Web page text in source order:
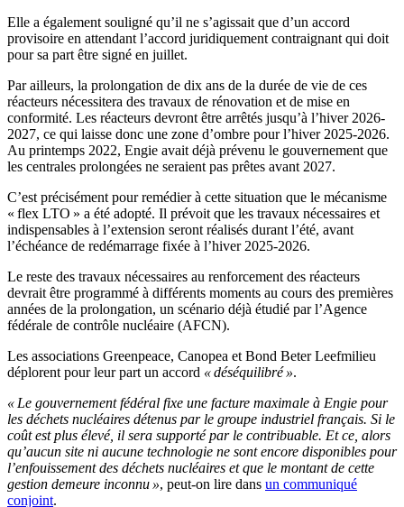
Elle a également souligné qu’il ne s’agissait que d’un accord
provisoire en attendant l’accord juridiquement contraignant qui doit
pour sa part être signé en juillet.
Par ailleurs, la prolongation de dix ans de la durée de vie de ces
réacteurs nécessitera des travaux de rénovation et de mise en
conformité. Les réacteurs devront être arrêtés jusqu’à l’hiver 2026-
2027, ce qui laisse donc une zone d’ombre pour l’hiver 2025-2026.
Au printemps 2022, Engie avait déjà prévenu le gouvernement que
les centrales prolongées ne seraient pas prêtes avant 2027.
C’est précisément pour remédier à cette situation que le mécanisme
« flex LTO » a été adopté. Il prévoit que les travaux nécessaires et
indispensables à l’extension seront réalisés durant l’été, avant
l’échéance de redémarrage fixée à l’hiver 2025-2026.
Le reste des travaux nécessaires au renforcement des réacteurs
devrait être programmé à différents moments au cours des premières
années de la prolongation, un scénario déjà étudié par l’Agence
fédérale de contrôle nucléaire (AFCN).
Les associations Greenpeace, Canopea et Bond Beter Leefmilieu
déplorent pour leur part un accord « déséquilibré ».
« Le gouvernement fédéral fixe une facture maximale à Engie pour
les déchets nucléaires détenus par le groupe industriel français. Si le
coût est plus élevé, il sera supporté par le contribuable. Et ce, alors
qu’aucun site ni aucune technologie ne sont encore disponibles pour
l’enfouissement des déchets nucléaires et que le montant de cette
gestion demeure inconnu », peut-on lire dans un communiqué
conjoint.